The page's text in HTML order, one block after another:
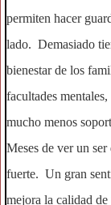
permiten hacer
lado. Demasiado
bienestar de los
facultades
mucho menos
Meses de ver un
fuerte. Un gran
mejora la calidad